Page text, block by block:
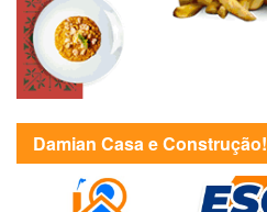
Damian Casa e Construção!